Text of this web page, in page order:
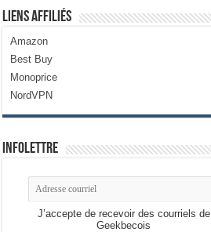
Liens Affiliés
Amazon
Best Buy
Monoprice
NordVPN
Infolettre
J’accepte de recevoir des courriels de
Geekbecois